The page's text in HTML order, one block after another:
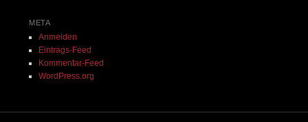
META
Anmelden
Eintrags-Feed
Kommentar-Feed
WordPress.org